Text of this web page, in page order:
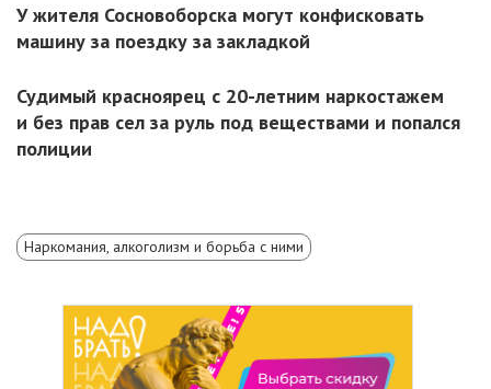
У жителя Сосновоборска могут конфисковать
машину за поездку за закладкой
Судимый красноярец с 20-летним наркостажем
и без прав сел за руль под веществами и попался
полиции
Наркомания, алкоголизм и борьба с ними